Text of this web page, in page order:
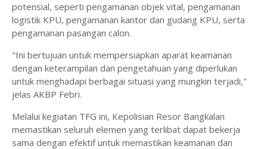
potensial, seperti pengamanan objek vital, pengamanan
logistik KPU, pengamanan kantor dan gudang KPU, serta
pengamanan pasangan calon.
"Ini bertujuan untuk mempersiapkan aparat keamanan
dengan keterampilan dan pengetahuan yang diperlukan
untuk menghadapi berbagai situasi yang mungkin terjadi,"
jelas AKBP Febri.
Melalui kegiatan TFG ini, Kepolisian Resor Bangkalan
memastikan seluruh elemen yang terlibat dapat bekerja
sama dengan efektif untuk memastikan keamanan dan